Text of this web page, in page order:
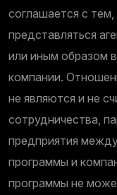
соглашается с
представляться
или иным образом
компании.
не являются и не
сотрудничества,
предприятия
программы и
программы не